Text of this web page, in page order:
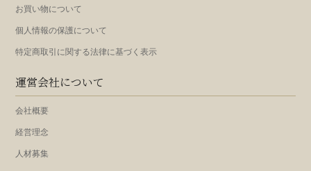
お買い物について
個人情報の保護について
特定商取引に関する法律に基づく表示
運営会社について
会社概要
経営理念
人材募集